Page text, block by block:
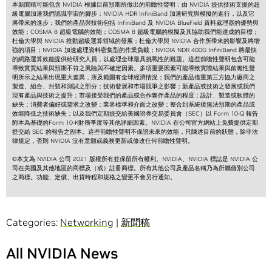
本新聞稿可能包含 NVIDIA 根據目前預期所做出的前瞻性聲明：由 NVIDIA 提供技術支援的超
級電腦加速我們認識宇宙的腳步；NVIDIA HDR InfiniBand 加速研究與模擬的進行，以及它
將帶來的進步；我們的產品與技術包括 InfiniBand 及 NVIDIA BlueField 資料處理器的優勢與
效能；COSMA 8 超級電腦的效能；COSMA 8 超級電腦的模擬及其協助我們能達成的目標；
杜倫大學與 NVIDIA 推動超級運算領域的發展；杜倫大學與 NVIDIA 合作所帶來的影響及將增
強的項目；NVIDIA 加速處理資料密集型的作業負載；NVIDIA NDR 400G InfiniBand 將最快
的網路運算效能提供給研究人員，以處理全球最具挑戰性的難題。這些前瞻性聲明包含可能
導致實質結果與預期不符之風險與不確定因素。多項重要因素可能導致實際結果與前瞻性聲
明所示之結果出現重大差異，所及範圍有全球經濟情況；我們的產品借重第三方協力廠商之
製造、組合、封裝和測試之部分；技術發展和市場競爭之影響；新產品或技術之發展或我們
現有產品與技術之提升；市場接受我們的產品或合作夥伴產品的程度；設計、製造或軟體的
缺失；消費者偏好或需求之改變；業界標準和介面之改變；整合到系統後無法預期的產品或
效能降低之技術缺失；以及我們定期提交給美國證券交易委員會（SEC）以 Form 10-Q 報告
附本為基礎的Form 10-K財務季度等其他詳細因素。NVIDIA 在公司官方網站上免費提供定期
提交給 SEC 的報告之副本。這些前瞻性聲明不保證未來的效能，只陳述目前的狀態，除非法
律規定，否則 NVIDIA 沒有意願或義務更新或修改任何前瞻性聲明。
©本文為 NVIDIA 公司 2021 版權所有並保留所有權利。NVIDIA、NVIDIA 標誌是 NVIDIA 公
司在美國及其他地區的商標及（或）註冊商標。所有其他公司及產品名稱乃為所屬個別公司
之商標。功能、定價、出貨時程和規格之變更不會另行通知。
Categories: Networking | 新聞稿
All NVIDIA News